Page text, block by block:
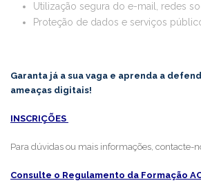
Utilização segura do e-mail, redes
Proteção de dados e serviços
Garanta já a sua vaga e aprenda a
ameaças digitais!
INSCRIÇÕES
Para dúvidas ou mais informações, contacte-
Consulte o Regulamento da Formação